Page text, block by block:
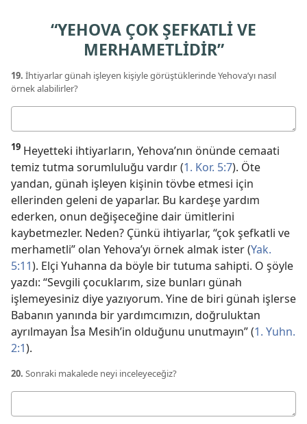
“YEHOVA ÇOK ŞEFKATLİ VE
MERHAMETLİDİR”
19. İhtiyarlar günah işleyen kişiyle görüştüklerinde Yehova’yı nasıl
örnek alabilirler?
19 Heyetteki ihtiyarların, Yehova’nın önünde cemaati
temiz tutma sorumluluğu vardır (1. Kor. 5:7). Öte
yandan, günah işleyen kişinin tövbe etmesi için
ellerinden geleni de yaparlar. Bu kardeşe yardım
ederken, onun değişeceğine dair ümitlerini
kaybetmezler. Neden? Çünkü ihtiyarlar, “çok şefkatli ve
merhametli” olan Yehova’yı örnek almak ister (Yak.
5:11). Elçi Yuhanna da böyle bir tutuma sahipti. O şöyle
yazdı: “Sevgili çocuklarım, size bunları günah
işlemeyesiniz diye yazıyorum. Yine de biri günah işlerse
Babanın yanında bir yardımcımızın, doğruluktan
ayrılmayan İsa Mesih’in olduğunu unutmayın” (1. Yuhn.
2:1).
20. Sonraki makalede neyi inceleyeceğiz?